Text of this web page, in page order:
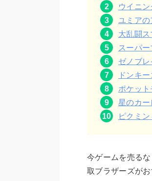
ウイニ
ユミアの
大乱闘
スーパ
ゼノブ
ドンキ
ポケッ
星のカー
ピクミン
今ゲームを売る
取ブラザーズがお